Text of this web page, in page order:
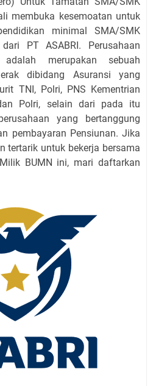
membuka kesemoatan untuk
minimal SMA/SMK
PT ASABRI. Perusahaan
merupakan sebuah
dibidang Asuransi yang
TNI, Polri, PNS Kementrian
Polri, selain dari pada itu
yang bertanggung
pembayaran Pensiunan. Jika
tertarik untuk bekerja bersama
BUMN ini, mari daftarkan